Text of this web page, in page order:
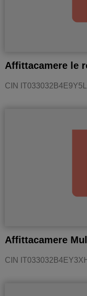
Affittacamere le
CIN
Affittacamere
CIN